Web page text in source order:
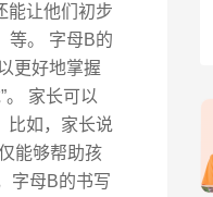
能让他们初步
等。 字母B的
更好地掌握
。 家长可以
比如，家长说
能够帮助孩
字母B的书写